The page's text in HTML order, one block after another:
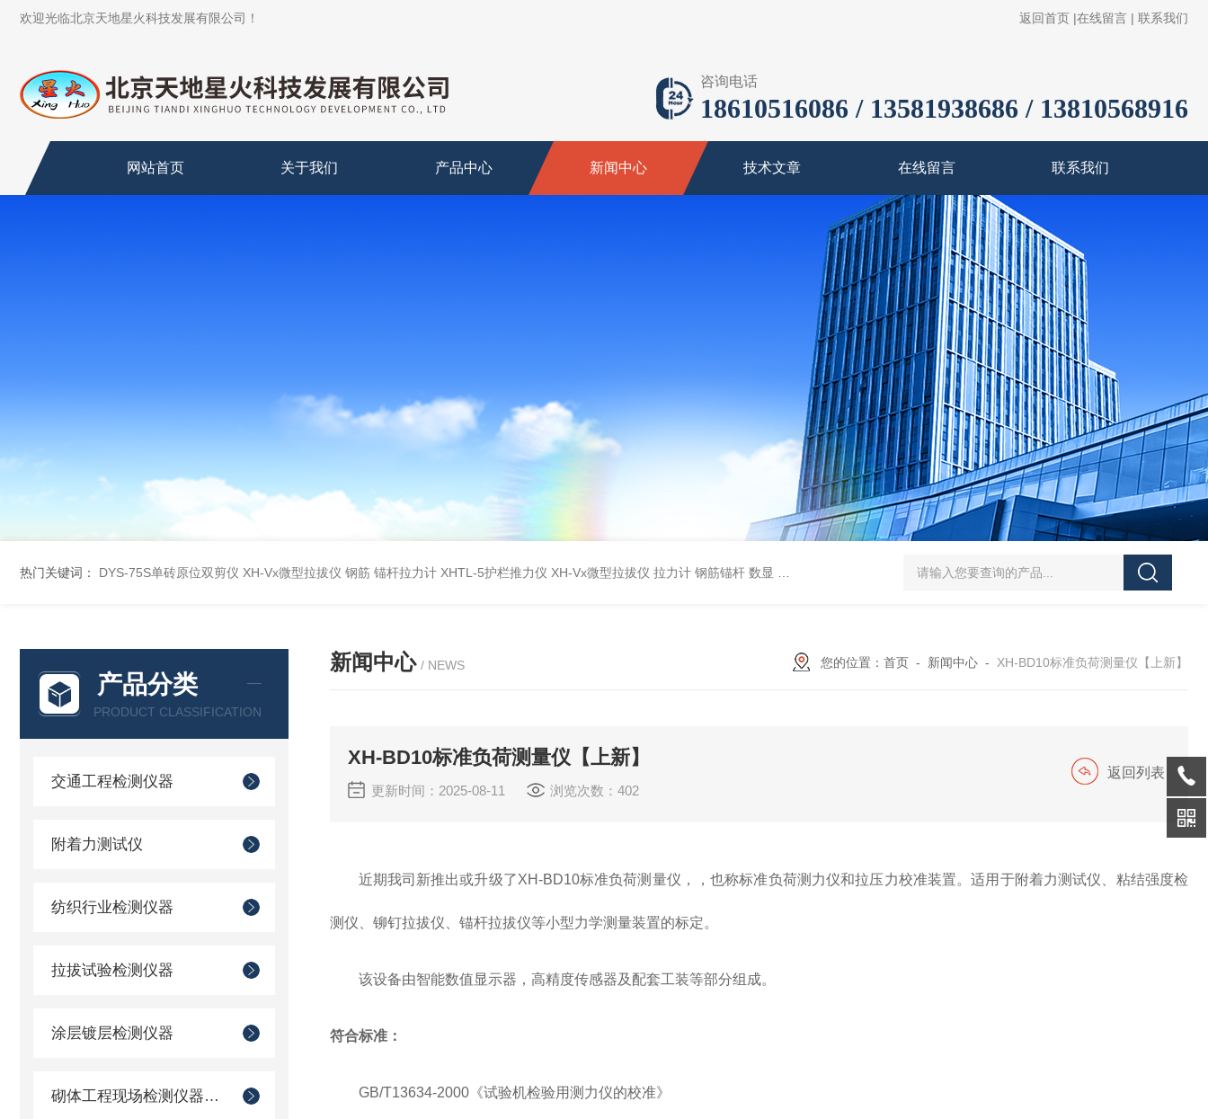
欢迎光临北京天地星火科技发展有限公司！ 返回首页 |在线留言 | 联系我们
咨询电话
18610516086 / 13581938686 / 13810568916
网站首页 关于我们 产品中心 新闻中心 技术文章 在线留言 联系我们
热门关键词： DYS-75S单砖原位双剪仪 XH-Vx微型拉拔仪 钢筋 锚杆拉力计 XHTL-5护栏推力仪 XH-Vx微型拉拔仪 拉力计 钢筋锚杆 数显 QCJ-50/100型漆膜落锤冲击测试仪交通U型板 ZTT-970C通信管道静摩擦系
产品分类
PRODUCT CLASSIFICATION
交通工程检测仪器
附着力测试仪
纺织行业检测仪器
拉拔试验检测仪器
涂层镀层检测仪器
砌体工程现场检测仪器仪表
新闻中心 / NEWS 您的位置： 首页 - 新闻中心 - XH-BD10标准负荷测量仪【上新】
XH-BD10标准负荷测量仪【上新】
更新时间：2025-08-11 浏览次数：402
返回列表
近期我司新推出或升级了XH-BD10标准负荷测量仪，，也称标准负荷测力仪和拉压力校准装置。适用于附着力测试仪、粘结强度检
测仪、铆钉拉拔仪、锚杆拉拔仪等小型力学测量装置的标定。
该设备由智能数值显示器，高精度传感器及配套工装等部分组成。
符合标准：
GB/T13634-2000《试验机检验用测力仪的校准》